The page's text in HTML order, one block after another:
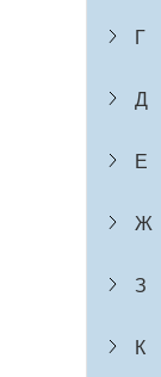
Г
Д
Е
Ж
З
К